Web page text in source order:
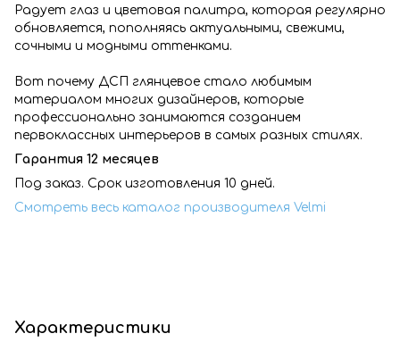
Радует глаз и цветовая палитра, которая регулярно
обновляется, пополняясь актуальными, свежими,
сочными и модными оттенками.
Вот почему ДСП глянцевое стало любимым
материалом многих дизайнеров, которые
профессионально занимаются созданием
первоклассных интерьеров в самых разных стилях.
Гарантия 12 месяцев
Под заказ. Срок изготовления 10 дней.
Смотреть весь каталог производителя Velmi
Характеристики